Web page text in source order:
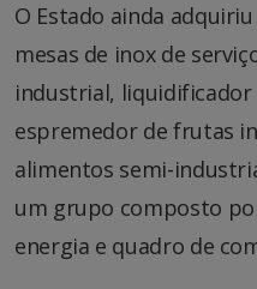
O Estado ainda
mesas de inox de
industrial,
espremedor de frutas
alimentos semi-
um grupo composto
energia e quadro de